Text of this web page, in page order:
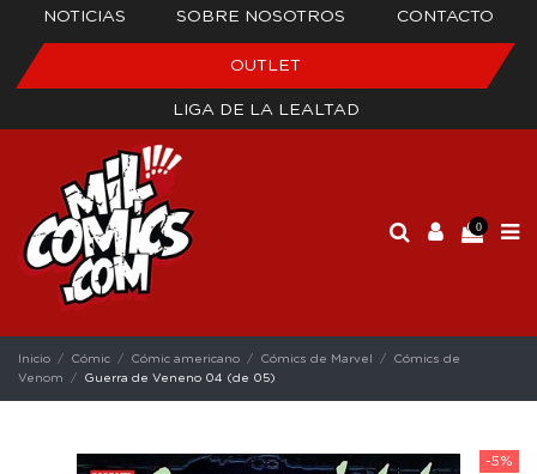
NOTICIAS SOBRE NOSOTROS CONTACTO
OUTLET
LIGA DE LA LEALTAD
0
Inicio Cómic Cómic americano Cómics de Marvel
Cómics de
Venom
Guerra de Veneno 04 (de 05)
-5%